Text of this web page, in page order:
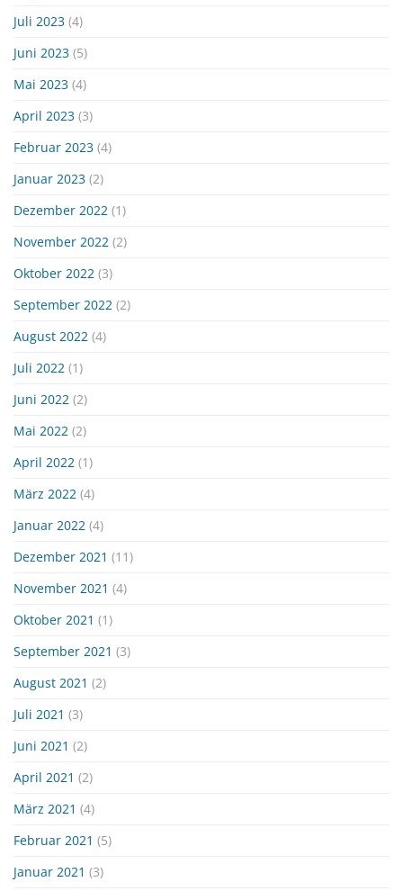
Juli 2023 (4)
Juni 2023 (5)
Mai 2023 (4)
April 2023 (3)
Februar 2023 (4)
Januar 2023 (2)
Dezember 2022 (1)
November 2022 (2)
Oktober 2022 (3)
September 2022 (2)
August 2022 (4)
Juli 2022 (1)
Juni 2022 (2)
Mai 2022 (2)
April 2022 (1)
März 2022 (4)
Januar 2022 (4)
Dezember 2021 (11)
November 2021 (4)
Oktober 2021 (1)
September 2021 (3)
August 2021 (2)
Juli 2021 (3)
Juni 2021 (2)
April 2021 (2)
März 2021 (4)
Februar 2021 (5)
Januar 2021 (3)